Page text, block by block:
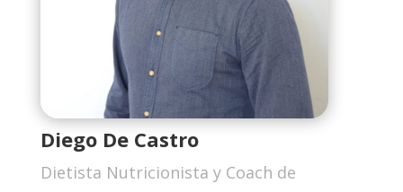
Diego De Castro
Dietista Nutricionista y Coach de